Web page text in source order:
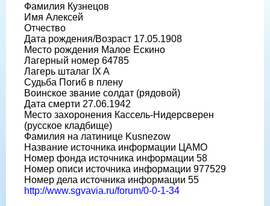
Фамилия Кузнецов
Имя Алексей
Отчество
Дата рождения/Возраст 17.05.1908
Место рождения Малое Ескино
Лагерный номер 64785
Лагерь шталаг IX A
Судьба Погиб в плену
Воинское звание солдат (рядовой)
Дата смерти 27.06.1942
Место захоронения Кассель-Нидерсверен
(русское кладбище)
Фамилия на латинице Kusnezow
Название источника информации ЦАМО
Номер фонда источника информации 58
Номер описи источника информации 977529
Номер дела источника информации 55
http://www.sgvavia.ru/forum/0-0-1-34